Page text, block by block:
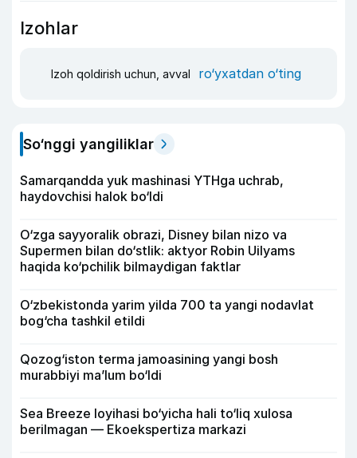
Izohlar
Izoh qoldirish uchun, avval ro‘yxatdan o‘ting
So‘nggi yangiliklar
Samarqandda yuk mashinasi YTHga uchrab,
haydovchisi halok bo‘ldi
O‘zga sayyoralik obrazi, Disney bilan nizo va
Supermen bilan do‘stlik: aktyor Robin Uilyams
haqida ko‘pchilik bilmaydigan faktlar
O‘zbekistonda yarim yilda 700 ta yangi nodavlat
bog‘cha tashkil etildi
Qozog‘iston terma jamoasining yangi bosh
murabbiyi ma’lum bo‘ldi
Sea Breeze loyihasi bo‘yicha hali to‘liq xulosa
berilmagan — Ekoekspertiza markazi